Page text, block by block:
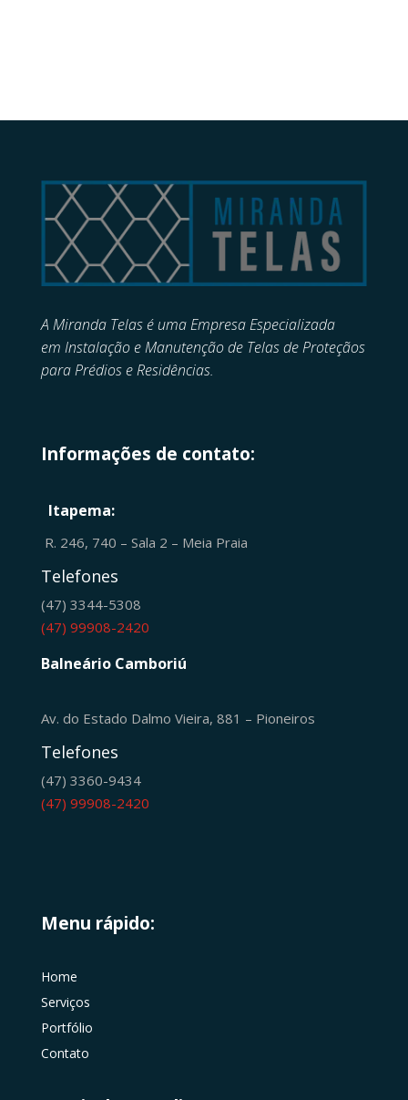
A Miranda Telas é uma Empresa Especializada
em Instalação e Manutenção de Telas de Proteçãos
para Prédios e Residências.
Informações de contato:
Itapema:
R. 246, 740 – Sala 2 – Meia Praia
Telefones
(47) 3344-5308
(47) 99908-2420
Balneário Camboriú
Av. do Estado Dalmo Vieira, 881 – Pioneiros
Telefones
(47) 3360-9434
(47) 99908-2420
Menu rápido:
Home
Serviços
Portfólio
Contato